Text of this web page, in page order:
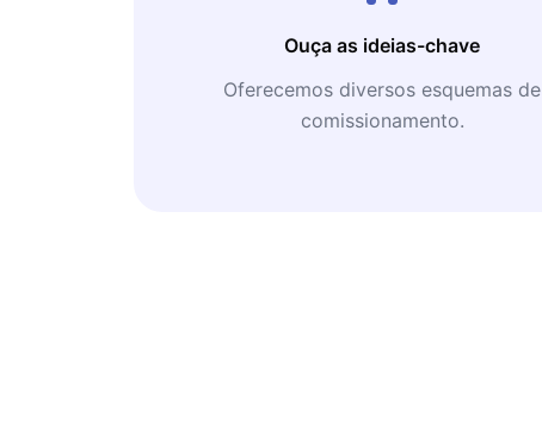
Ouça as ideias-chave
Oferecemos diversos esquemas de
comissionamento.